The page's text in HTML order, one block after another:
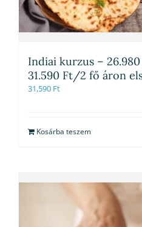
Indiai kurzus –
31.590 Ft/2 fő áron
31,590 Ft
Kosárba teszem